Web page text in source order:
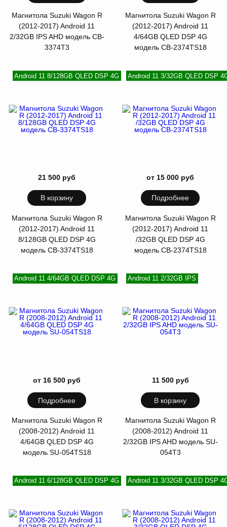
Магнитола Suzuki Wagon R
(2012-2017) Android 11
2/32GB IPS AHD модель CB-
3374T3
Магнитола Suzuki Wagon R
(2012-2017) Android 11
4/64GB QLED DSP 4G
модель CB-2374TS18
Android 11 8/128GB QLED DSP 4G
21 500 руб
В корзину
Магнитола Suzuki Wagon R
(2012-2017) Android 11
8/128GB QLED DSP 4G
модель CB-3374TS18
Android 11 3/32GB QLED DSP
от 15 000 руб
Подробнее
Магнитола Suzuki Wagon R
(2012-2017) Android 11
/32GB QLED DSP 4G
модель CB-2374TS18
Android 11 4/64GB QLED DSP 4G
от 16 500 руб
Подробнее
Магнитола Suzuki Wagon R
(2008-2012) Android 11
4/64GB QLED DSP 4G
модель SU-054TS18
Android 11 2/32GB IPS
11 500 руб
В корзину
Магнитола Suzuki Wagon R
(2008-2012) Android 11
2/32GB IPS AHD модель SU-
054T3
Android 11 6/128GB QLED DSP 4G Android 11 3/32GB QLED DSP